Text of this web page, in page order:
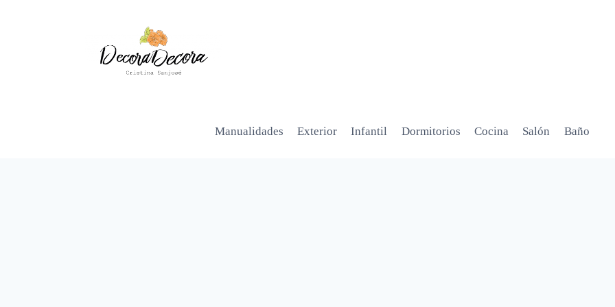
Manualidades Exterior Infantil Dormitorios Cocina Salón Baño